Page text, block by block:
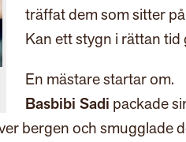
träffat dem som sitter
Kan ett stygn i rättan
En mästare startar om.
Basbibi Sadi packade
bergen och smugglade